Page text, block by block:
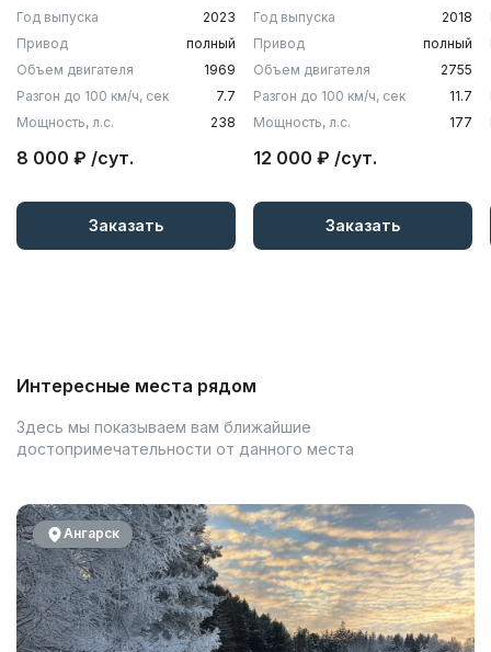
Год выпуска
2023
Привод
полный
Объем двигателя
1969
Разгон до 100 км/ч, сек
7.7
Мощность, л.с.
238
8 000 ₽ /сут.
Заказать
Год выпуска
2018
Привод
полный
Объем двигателя
2755
Разгон до 100 км/ч, сек
11.7
Мощность, л.с.
177
12 000 ₽ /сут.
Заказать
Интересные места рядом
Здесь мы показываем вам ближайшие
достопримечательности от данного места
Ангарск